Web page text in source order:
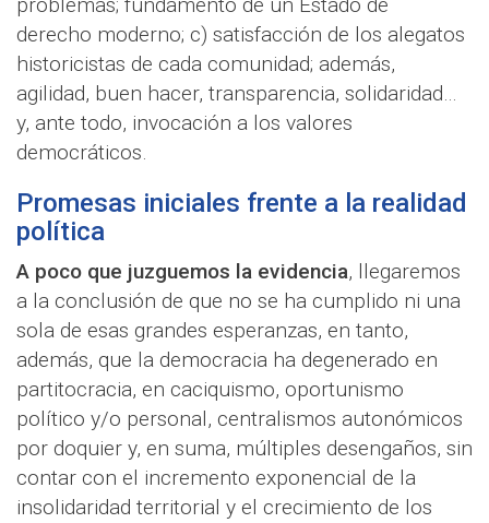
problemas; fundamento de un Estado de
derecho moderno; c) satisfacción de los alegatos
historicistas de cada comunidad; además,
agilidad, buen hacer, transparencia, solidaridad…
y, ante todo, invocación a los valores
democráticos.
Promesas iniciales frente a la realidad
política
A poco que juzguemos la evidencia, llegaremos
a la conclusión de que no se ha cumplido ni una
sola de esas grandes esperanzas, en tanto,
además, que la democracia ha degenerado en
partitocracia, en caciquismo, oportunismo
político y/o personal, centralismos autonómicos
por doquier y, en suma, múltiples desengaños, sin
contar con el incremento exponencial de la
insolidaridad territorial y el crecimiento de los